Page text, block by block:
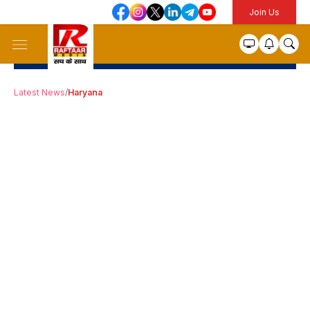
Join Us
Latest News/Haryana